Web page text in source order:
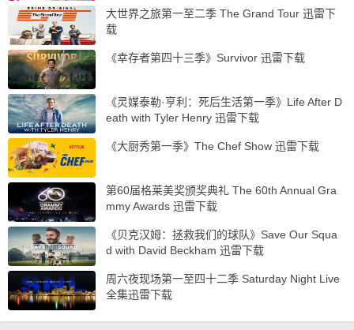
大世界之旅第一至二季 The Grand Tour 迅雷下
载
《幸存者第四十三季》Survivor 迅雷下载
《灵媒泰勒·亨利：死后生活第一季》Life After D
eath with Tyler Henry 迅雷下载
《大厨秀第一季》The Chef Show 迅雷下载
第60届格莱美奖颁奖典礼 The 60th Annual Gra
mmy Awards 迅雷下载
《贝克汉姆：拯救我们的球队》Save Our Squa
d with David Beckham 迅雷下载
周六夜现场第一至四十二季 Saturday Night Live
全集迅雷下载